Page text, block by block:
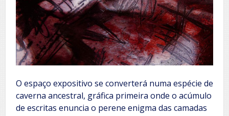
O espaço expositivo se converterá numa espécie de
caverna ancestral, gráfica primeira onde o acúmulo
de escritas enuncia o perene enigma das camadas